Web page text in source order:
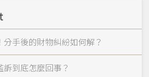
手後的財物糾紛如何解？
到底怎麼回事？